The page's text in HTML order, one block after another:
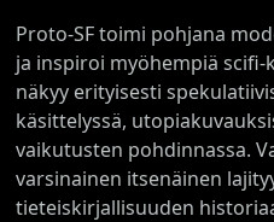
Proto-SF toimi pohjana
ja inspiroi myöhempiä
näkyy erityisesti
käsittelyssä,
vaikutusten pohdinnassa.
varsinainen itsenäinen
tieteiskirjallisuuden